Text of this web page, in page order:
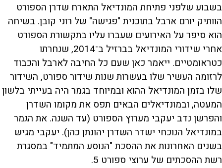
בשבוע שלפני פתיחת המונדיאל התארח שדרן הספורט
הוותיק יורם ארבל בתוכנית "פגישה" של רוני קובן. בשיחה
הוא סיפר על האירועים שעברו עליו בתקשורת הספורט
אחרי שידורי המונדיאל בברזיל ב־2014, שנחרתו
כטראומטיים. ייאמר כאן שעם כל החיבה לארבל והכבוד
לרזומה העשיר שלו בעשרות שנות שידור ספורט, השידור
שלו בזמן המונדיאל ההוא ובמיוחד בגמר היה בעייתי בלשון
המעטה, ובמונדיאלים הבאים תפס את מקומו השדרן
והפרשן נדב יעקבי מערוץ הספורט (עד השנה. את הגמר
במונדיאל הנוכחי ישדר השדרן יהונתן כהן). יעקבי מגיש
בשנים האחרונות את ההסכת "הנוסע המתמיד" במסגרת
רשת ההסכתים של ערוצי ספורט 5.